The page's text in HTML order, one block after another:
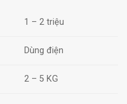
1 – 2 triệu
Dùng điện
2 – 5 KG